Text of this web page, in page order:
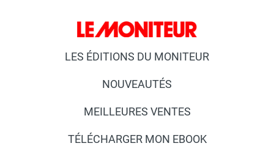
LES ÉDITIONS DU MONITEUR
NOUVEAUTÉS
MEILLEURES VENTES
TÉLÉCHARGER MON EBOOK